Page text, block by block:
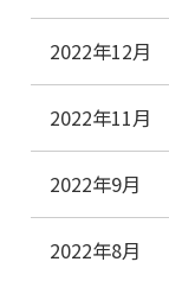
2022年12月
2022年11月
2022年9月
2022年8月